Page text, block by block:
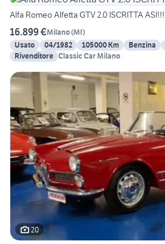
Alfa Romeo Alfetta GTV 2.0 ISCRITTA ASI!!!
16.899 €Milano(MI)
Usato
04/1982 105000 Km Benzina
Rivenditore Classic Car Milano
20